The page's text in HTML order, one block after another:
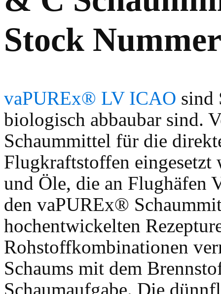
Stock
vaPUREx® LV ICAO sind
biologisch abbaubar sind.
Schaummittel für die
Flugkraftstoffen eingesetzt
und Öle, die an Flughäfen
den vaPUREx®
hochentwickelten
Rohstoffkombinationen
Schaums mit dem
Schaumaufgabe. Die